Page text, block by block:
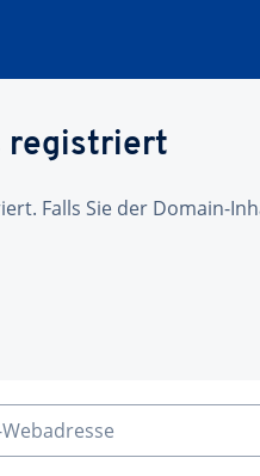
registriert
Falls Sie der Domain-